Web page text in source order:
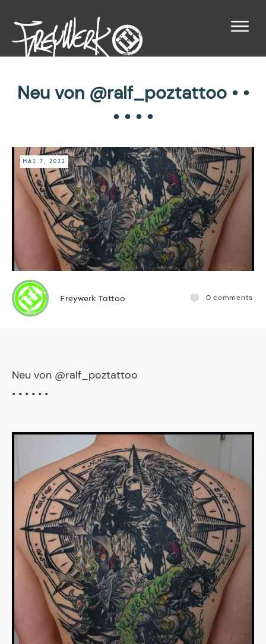
Neu von @ralf_poztattoo • •
• • • •
MAI 7, 2022
Freywerk Tattoo 0 comments
Neu von @ralf_poztattoo
• • • • • •